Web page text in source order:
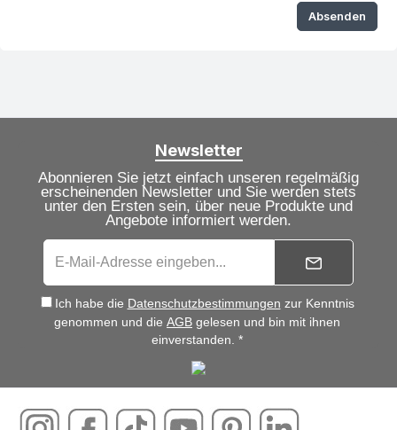
Absenden
Newsletter
Abonnieren Sie jetzt einfach unseren regelmäßig
erscheinenden Newsletter und Sie werden stets
unter den Ersten sein, über neue Produkte und
Angebote informiert werden.
Ich habe die Datenschutzbestimmungen zur Kenntnis
genommen und die AGB gelesen und bin mit ihnen
einverstanden. *